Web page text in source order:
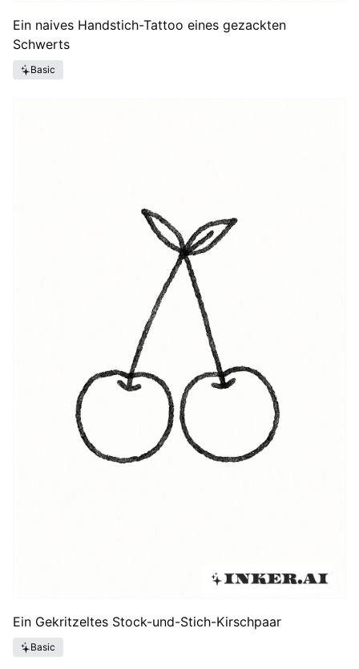
Ein naives Handstich-Tattoo eines gezackten
Schwerts
Basic
Ein Gekritzeltes Stock-und-Stich-Kirschpaar
Basic